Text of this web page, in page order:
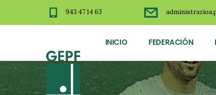
943 47 14 63
INICIO FEDERACIÓN